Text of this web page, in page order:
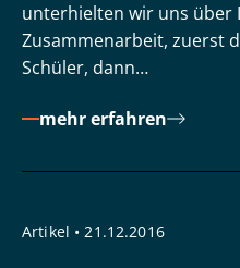
unterhielten wir uns über
Zusammenarbeit, zuerst
Schüler, dann…
mehr erfahren
Artikel • 21.12.2016